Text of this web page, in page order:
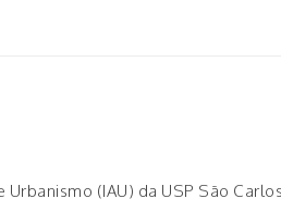
(IAU) da USP São